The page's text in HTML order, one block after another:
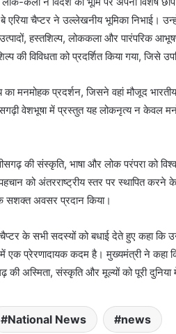
चैप्टर ने उल्लेखनीय भूमिका निभाई।
हस्तशिल्प, लोककला और पारंपरिक
विविधता को प्रदर्शित किया गया, जिसे
का मनमोहक प्रदर्शन, जिसने वहां मौजूद
वेशभूषा में प्रस्तुत यह लोकनृत्य न केवल
की संस्कृति, भाषा और लोक परंपरा को
को अंतरराष्ट्रीय स्तर पर स्थापित
सशक्त अवसर प्रदान किया।
के सभी सदस्यों को बधाई देते हुए कहा कि
एक प्रेरणादायक कदम है। मुख्यमंत्री ने कहा
अस्मिता, संस्कृति और मूल्यों को पूरी दुनिया
National News news